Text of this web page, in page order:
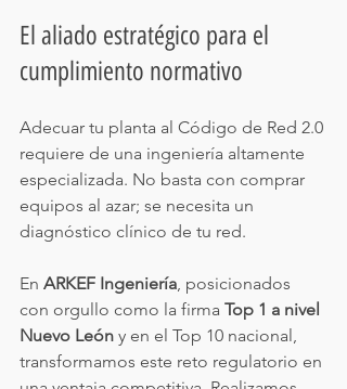
El aliado estratégico para el
cumplimiento normativo
Adecuar tu planta al Código de Red 2.0
requiere de una ingeniería altamente
especializada. No basta con comprar
equipos al azar; se necesita un
diagnóstico clínico de tu red.
En ARKEF Ingeniería, posicionados
con orgullo como la firma Top 1 a nivel
Nuevo León y en el Top 10 nacional,
transformamos este reto regulatorio en